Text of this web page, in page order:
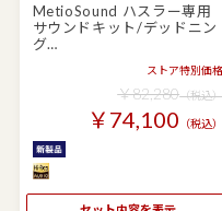
MetioSound ハスラー専用
サウンドキット/デッドニン
グ…
ストア特別価格
￥82,280（税込）
￥74,100 （税込）